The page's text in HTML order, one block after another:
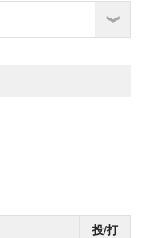
投/打